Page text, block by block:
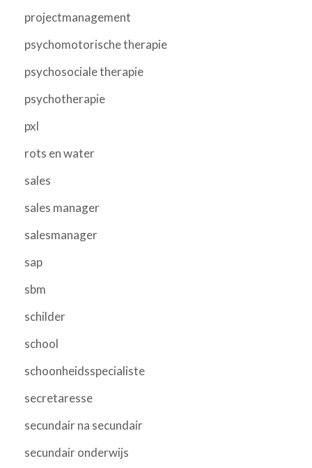
projectmanagement
psychomotorische therapie
psychosociale therapie
psychotherapie
pxl
rots en water
sales
sales manager
salesmanager
sap
sbm
schilder
school
schoonheidsspecialiste
secretaresse
secundair na secundair
secundair onderwijs